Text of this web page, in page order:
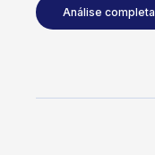
Análise completa